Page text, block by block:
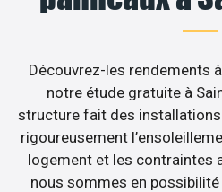
Découvrez-les rendements
notre étude gratuite à
structure fait des
rigoureusement
logement et les contraintes
nous sommes en